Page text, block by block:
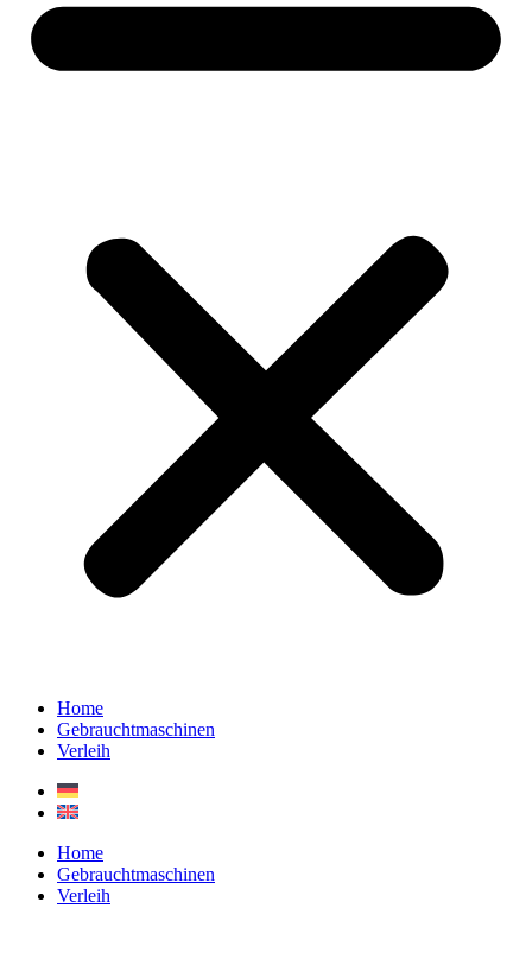
Home
Gebrauchtmaschinen
Verleih
Home
Gebrauchtmaschinen
Verleih